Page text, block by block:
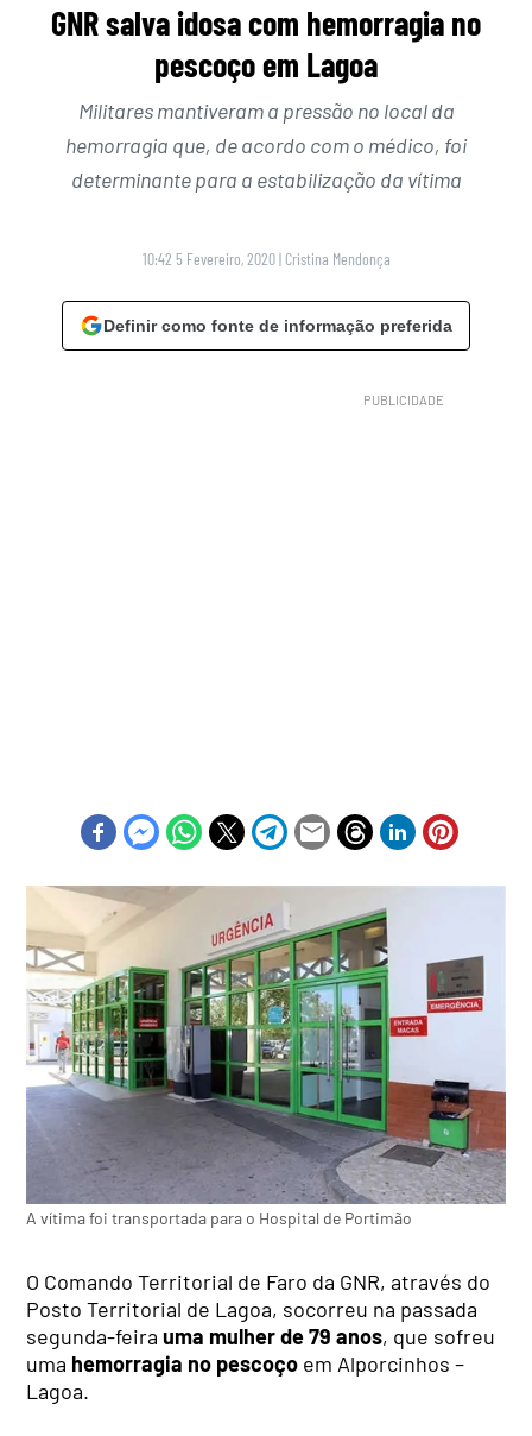
GNR salva idosa com hemorragia no
pescoço em Lagoa
Militares mantiveram a pressão no local da
hemorragia que, de acordo com o médico, foi
determinante para a estabilização da vítima
10:42 5 Fevereiro, 2020 | Cristina Mendonça
Definir como fonte de informação preferida
A vítima foi transportada para o Hospital de Portimão
O Comando Territorial de Faro da GNR, através do
Posto Territorial de Lagoa, socorreu na passada
segunda-feirauma mulher de 79 anos, que sofreu
uma hemorragia no pescoço em Alporcinhos –
Lagoa.